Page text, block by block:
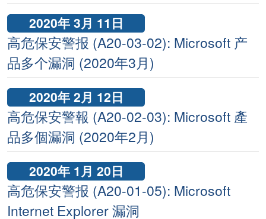
2020年 3月 11日
高危保安警报 (A20-03-02): Microsoft 产
品多个漏洞 (2020年3月)
2020年 2月 12日
高危保安警報 (A20-02-03): Microsoft 產
品多個漏洞 (2020年2月)
2020年 1月 20日
高危保安警报 (A20-01-05): Microsoft
Internet Explorer 漏洞